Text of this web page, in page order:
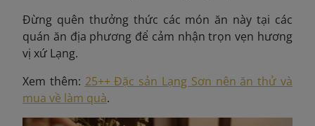
Đừng quên thưởng thức các món ăn này tại các
quán ăn địa phương để cảm nhận trọn vẹn hương
vị xứ Lạng.
Xem thêm: 25++ Đặc sản Lạng Sơn nên ăn thử và
mua về làm quà.